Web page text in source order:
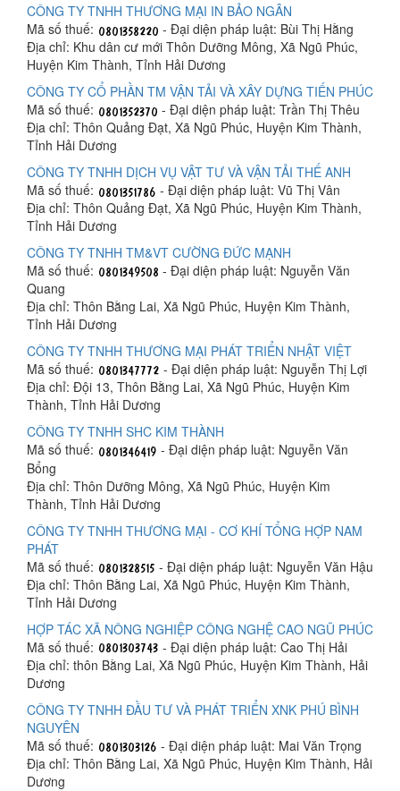
CÔNG TY TNHH THƯƠNG MẠI IN BẢO NGÂN
Mã số thuế:
- Đại diện pháp luật: Bùi Thị Hằng
Địa chỉ: Khu dân cư mới Thôn Dưỡng Mông, Xã Ngũ Phúc,
Huyện Kim Thành, Tỉnh Hải Dương
CÔNG TY CỔ PHẦN TM VẬN TẢI VÀ XÂY DỰNG TIẾN PHÚC
Mã số thuế:
- Đại diện pháp luật: Trần Thị Thêu
Địa chỉ: Thôn Quảng Đạt, Xã Ngũ Phúc, Huyện Kim Thành,
Tỉnh Hải Dương
CÔNG TY TNHH DỊCH VỤ VẬT TƯ VÀ VẬN TẢI THẾ ANH
Mã số thuế:
- Đại diện pháp luật: Vũ Thị Vân
Địa chỉ: Thôn Quảng Đạt, Xã Ngũ Phúc, Huyện Kim Thành,
Tỉnh Hải Dương
CÔNG TY TNHH TM&VT CƯỜNG ĐỨC MẠNH
Mã số thuế:
- Đại diện pháp luật: Nguyễn Văn
Quang
Địa chỉ: Thôn Bằng Lai, Xã Ngũ Phúc, Huyện Kim Thành,
Tỉnh Hải Dương
CÔNG TY TNHH THƯƠNG MẠI PHÁT TRIỂN NHẬT VIỆT
Mã số thuế:
- Đại diện pháp luật: Nguyễn Thị Lợi
Địa chỉ: Đội 13, Thôn Bằng Lai, Xã Ngũ Phúc, Huyện Kim
Thành, Tỉnh Hải Dương
CÔNG TY TNHH SHC KIM THÀNH
Mã số thuế:
- Đại diện pháp luật: Nguyễn Văn
Bổng
Địa chỉ: Thôn Dưỡng Mông, Xã Ngũ Phúc, Huyện Kim
Thành, Tỉnh Hải Dương
CÔNG TY TNHH THƯƠNG MẠI - CƠ KHÍ TỔNG HỢP NAM
PHÁT
Mã số thuế:
- Đại diện pháp luật: Nguyễn Văn Hậu
Địa chỉ: Thôn Bằng Lai, Xã Ngũ Phúc, Huyện Kim Thành,
Tỉnh Hải Dương
HỢP TÁC XÃ NÔNG NGHIỆP CÔNG NGHỆ CAO NGŨ PHÚC
Mã số thuế:
- Đại diện pháp luật: Cao Thị Hải
Địa chỉ: thôn Bằng Lai, Xã Ngũ Phúc, Huyện Kim Thành, Hải
Dương
CÔNG TY TNHH ĐẦU TƯ VÀ PHÁT TRIỂN XNK PHÚ BÌNH
NGUYÊN
Mã số thuế:
- Đại diện pháp luật: Mai Văn Trọng
Địa chỉ: Thôn Bằng Lai, Xã Ngũ Phúc, Huyện Kim Thành, Hải
Dương